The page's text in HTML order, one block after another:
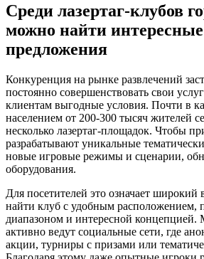
Среди лазертаг-клубов
можно найти
предложения
Конкуренция на рынке развлечений
постоянно совершенствовать свои
клиентам выгодные условия. Почти в
населением от 200-300 тысяч жителей
несколько лазертаг-площадок. Чтобы
разрабатывают уникальные
новые игровые режимы и сценарии,
оборудования.
Для посетителей это означает
найти клуб с удобным
диапазоном и интересной
активно ведут социальные сети, где
акции, турниры с призами или